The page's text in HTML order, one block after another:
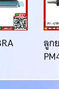
ลูก